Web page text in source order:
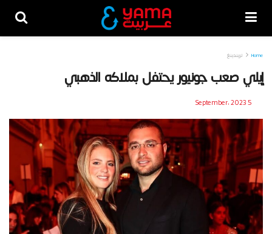
Home تريندينغ
إيلي صعب جونيور يحتفل بملاكه الذهبي
5 September، 2023